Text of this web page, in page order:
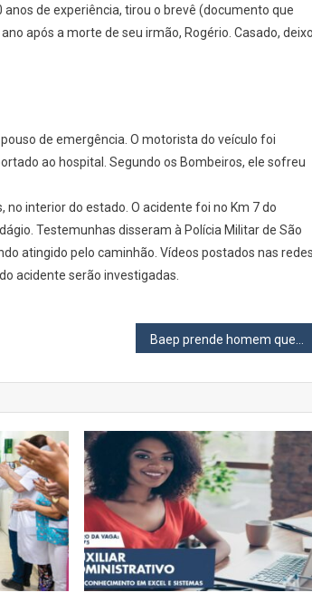
de experiência, tirou o brevê (documento que
após a morte de seu irmão, Rogério. Casado,
de emergência. O motorista do veículo foi
ao hospital. Segundo os Bombeiros, ele sofreu
interior do estado. O acidente foi no Km 7 do
Testemunhas disseram à Polícia Militar de São
atingido pelo caminhão. Vídeos postados nas
acidente serão investigadas.